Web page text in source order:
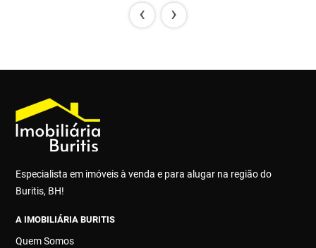
‹ ›
Especialista em imóveis à venda e para alugar na região do
Buritis, BH!
A IMOBILIÁRIA BURITIS
Quem Somos